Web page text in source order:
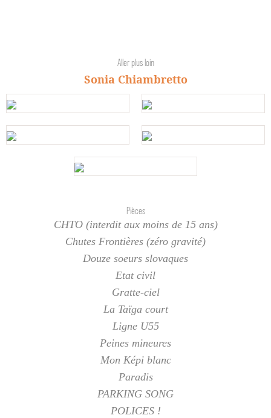
Aller plus loin
Sonia Chiambretto
Pièces
CHTO (interdit aux moins de 15 ans)
Chutes Frontières (zéro gravité)
Douze soeurs slovaques
Etat civil
Gratte-ciel
La Taïga court
Ligne U55
Peines mineures
Mon Képi blanc
Paradis
PARKING SONG
POLICES !